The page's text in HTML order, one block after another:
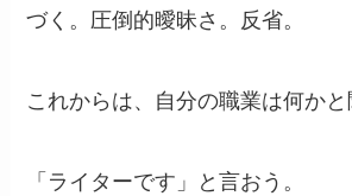
づく。圧倒的曖昧さ。反省。
これからは、自分の職業は何かと
「ライターです」と言おう。